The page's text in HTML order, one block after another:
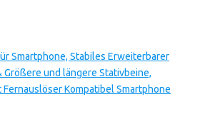
Smartphone, Stabiles Erweiterbarer
Größere und längere Stativbeine,
Kompatibel Smartphone